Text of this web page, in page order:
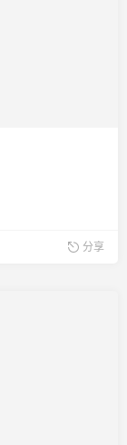
分享